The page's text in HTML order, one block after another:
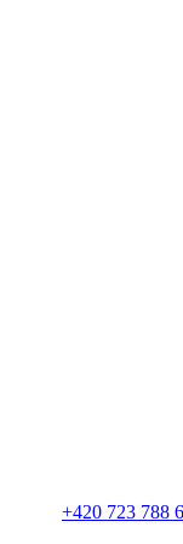
+420 723 788